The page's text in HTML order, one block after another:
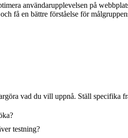
användarupplevelsen på
få en bättre förståelse för
vad du vill uppnå. Ställ specifika
testning?